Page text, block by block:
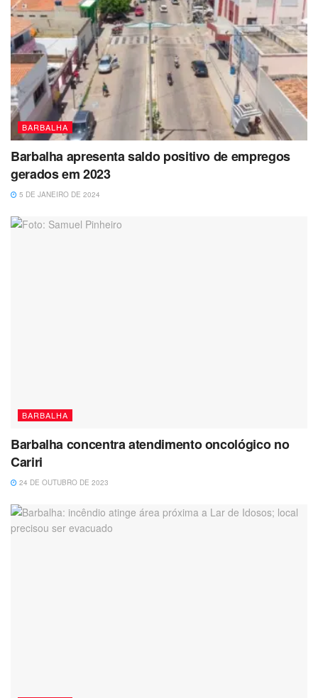
BARBALHA
Barbalha apresenta saldo positivo de empregos
gerados em 2023
5 DE JANEIRO DE 2024
BARBALHA
Barbalha concentra atendimento oncológico no
Cariri
24 DE OUTUBRO DE 2023